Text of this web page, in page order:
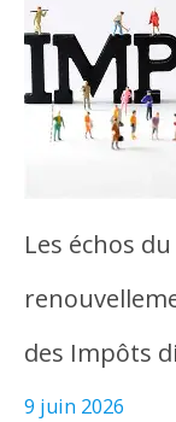
Les échos
des Impôts
9 juin 2026